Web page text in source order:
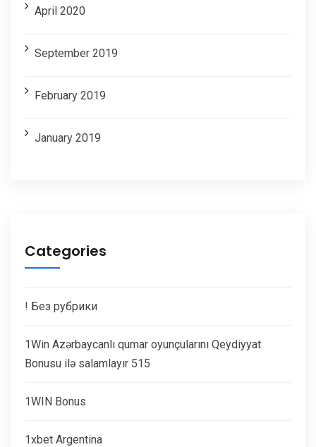
April 2020
September 2019
February 2019
January 2019
Categories
! Без рубрики
1Win Azərbaycanlı qumar oyunçularını Qeydiyyat
Bonusu ilə salamlayır 515
1WIN Bonus
1xbet Argentina